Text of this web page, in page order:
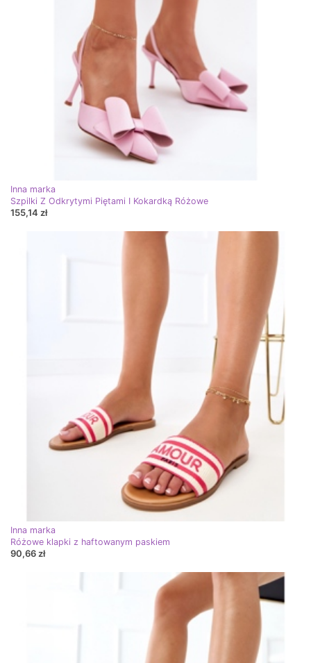
Inna marka
Szpilki Z Odkrytymi Piętami I Kokardką Różowe
155,14 zł
Inna marka
Różowe klapki z haftowanym paskiem
90,66 zł